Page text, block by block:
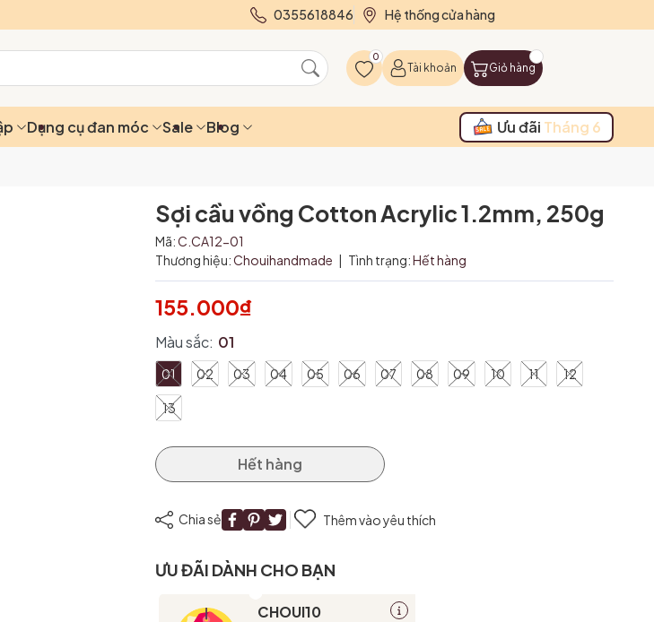
0355618846 Hệ thống cửa hàng
0
Tài khoản Giỏ hàng
Dụng cụ đan móc Sale Blog Ưu đãi Tháng 6
Sợi cầu vồng Cotton Acrylic 1.2mm, 250g
Mã:C.CA12-01
Thương hiệu:Chouihandmade | Tình trạng:Hết hàng
155.000₫
Màu sắc: 01
01 02 03 04 05 06 07 08 09 10 11 12
13
Hết hàng
Chia sẻ Thêm vào yêu thích
ƯU ĐÃI DÀNH CHO BẠN
CHOUI10